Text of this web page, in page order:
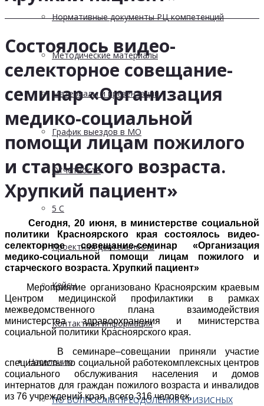
Нормативные документы РЦ компетенций
Методические материалы
Материалы и презентации
График выездов в МО
Отчетность
5 С
Проектная деятельность
Кейсы
Контактная информация
Населению
ПО ВОПРОСАМ ПРЕОДОЛЕНИЯ КРИЗИСНЫХ
Состоялось видео-
селекторное совещание-
семинар «Организация
медико-социальной
помощи лицам пожилого
и старческого возраста.
Хрупкий пациент»
Сегодня, 20 июня, в министерстве социальной
политики Красноярского края состоялось видео-
селекторное совещание-семинар «Организация
медико-социальной помощи лицам пожилого и
старческого возраста. Хрупкий пациент»
Мероприятие организовано Красноярским краевым
Центром медицинской профилактики в рамках
межведомственного плана взаимодействия
министерства здравоохранения и министерства
социальной политики Красноярского края.
В семинаре–совещании приняли участие
специалисты по социальной работекомплексных центров
социального обслуживания населения и домов
интернатов для граждан пожилого возраста и инвалидов
из 76 учреждений края, всего 316 человек.